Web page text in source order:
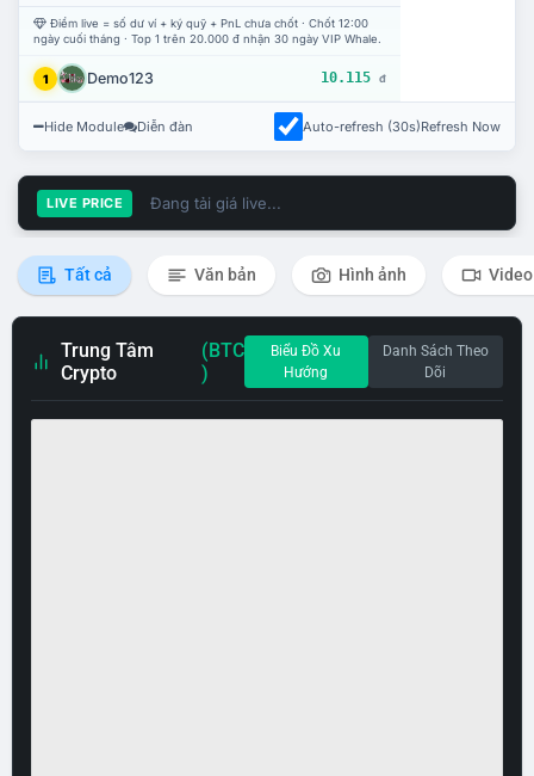
Điểm live = số dư ví + ký quỹ + PnL chưa chốt · Chốt 12:00
ngày cuối tháng · Top 1 trên 20.000 đ nhận 30 ngày VIP Whale.
1 Demo123 10.115 đ
Hide Module Diễn đàn Auto-refresh (30s)Refresh Now
LIVE PRICE Đang tải giá live...
Tất cả Văn bản Hình ảnh Video
Trung Tâm
Crypto
(BTC
)
Biểu Đồ Xu
Hướng
Danh Sách Theo
Dõi